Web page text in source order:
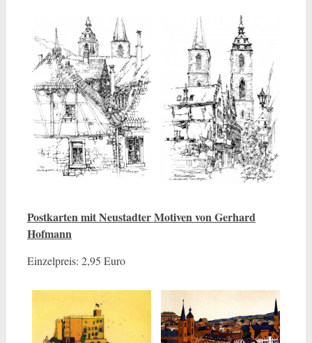
Postkarten mit Neustadter Motiven von Gerhard
Hofmann
Einzelpreis: 2,95 Euro